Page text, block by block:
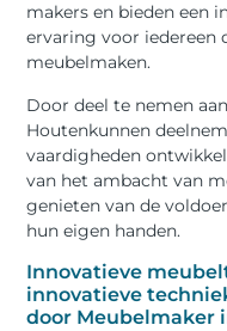
makers en bieden een
ervaring voor iedereen
meubelmaken.
Door deel te nemen
Houtenkunnen
vaardigheden
van het ambacht van
genieten van de
hun eigen handen.
Innovatieve
innovatieve
door Meubelmaker